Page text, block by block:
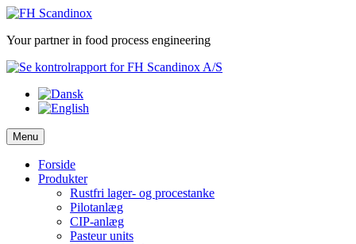
Skip
content
Your partner in food process engineering
Menu
Forside
Produkter
Rustfri lager- og procestanke
Pilotanlæg
CIP-anlæg
Pasteur units